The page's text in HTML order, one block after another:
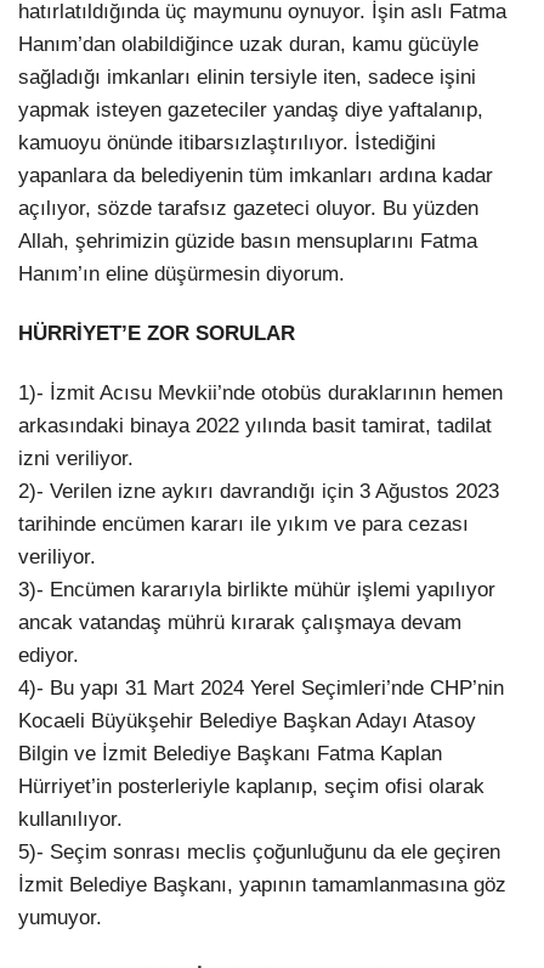
hatırlatıldığında üç maymunu oynuyor. İşin aslı Fatma
Hanım’dan olabildiğince uzak duran, kamu gücüyle
sağladığı imkanları elinin tersiyle iten, sadece işini
yapmak isteyen gazeteciler yandaş diye yaftalanıp,
kamuoyu önünde itibarsızlaştırılıyor. İstediğini
yapanlara da belediyenin tüm imkanları ardına kadar
açılıyor, sözde tarafsız gazeteci oluyor. Bu yüzden
Allah, şehrimizin güzide basın mensuplarını Fatma
Hanım’ın eline düşürmesin diyorum.
HÜRRİYET’E ZOR SORULAR
1)- İzmit Acısu Mevkii’nde otobüs duraklarının hemen
arkasındaki binaya 2022 yılında basit tamirat, tadilat
izni veriliyor.
2)- Verilen izne aykırı davrandığı için 3 Ağustos 2023
tarihinde encümen kararı ile yıkım ve para cezası
veriliyor.
3)- Encümen kararıyla birlikte mühür işlemi yapılıyor
ancak vatandaş mührü kırarak çalışmaya devam
ediyor.
4)- Bu yapı 31 Mart 2024 Yerel Seçimleri’nde CHP’nin
Kocaeli Büyükşehir Belediye Başkan Adayı Atasoy
Bilgin ve İzmit Belediye Başkanı Fatma Kaplan
Hürriyet’in posterleriyle kaplanıp, seçim ofisi olarak
kullanılıyor.
5)- Seçim sonrası meclis çoğunluğunu da ele geçiren
İzmit Belediye Başkanı, yapının tamamlanmasına göz
yumuyor.